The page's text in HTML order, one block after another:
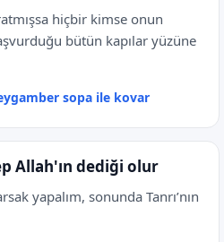
hiçbir kimse onun
bütün kapılar yüzüne
sopa ile kovar
Allah'ın dediği olur
yapalım, sonunda Tanrı’nın